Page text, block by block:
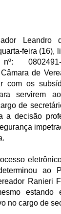
Leandro
feira (16),
0802491-
de
com os
servirem
de
a decisão
ao
Ranieri
no cargo de